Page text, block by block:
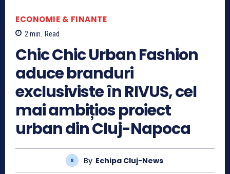
ECONOMIE & FINANTE
2min. Read
Chic Chic Urban Fashion
aduce branduri
exclusiviste în RIVUS, cel
mai ambițios proiect
urban din Cluj-Napoca
By Echipa Cluj-News